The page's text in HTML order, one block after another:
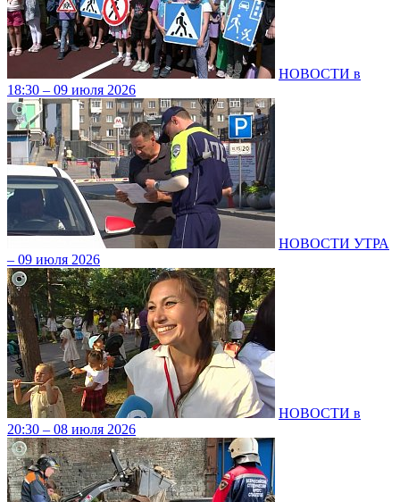
НОВОСТИ в
18:30 – 09 июля 2026
НОВОСТИ УТРА
– 09 июля 2026
НОВОСТИ в
20:30 – 08 июля 2026